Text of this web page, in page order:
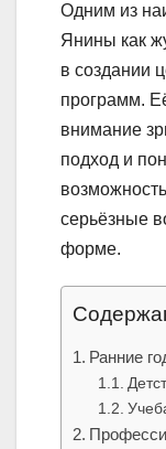
Одним из
Янины как
в создании
программ.
внимание
подход и
серьёзные
форме.
Ранние